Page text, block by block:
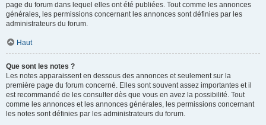
page du forum dans lequel elles ont été publiées. Tout comme les annonces
générales, les permissions concernant les annonces sont définies par les
administrateurs du forum.
Haut
Que sont les notes ?
Les notes apparaissent en dessous des annonces et seulement sur la
première page du forum concerné. Elles sont souvent assez importantes et il
est recommandé de les consulter dès que vous en avez la possibilité. Tout
comme les annonces et les annonces générales, les permissions concernant
les notes sont définies par les administrateurs du forum.